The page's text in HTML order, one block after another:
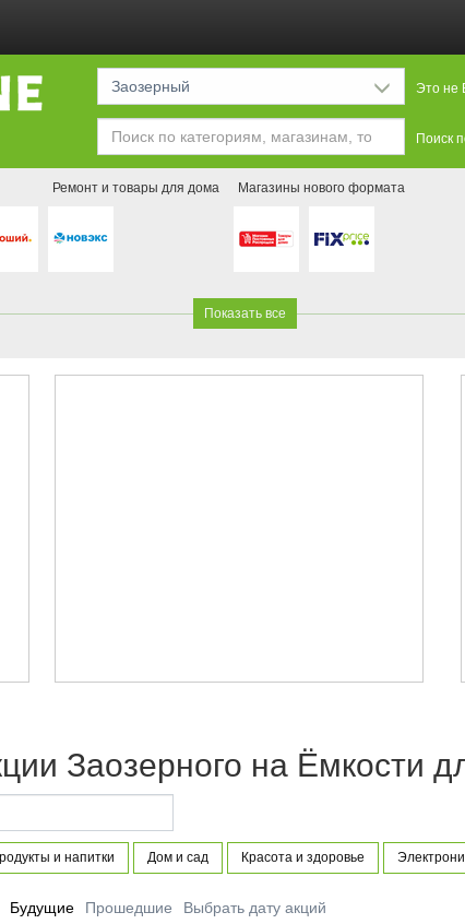
Заозерный Это не
Поиск
Ремонт и товары для дома Магазины нового формата
Показать все
Заозерного на Ёмкости
и напитки Дом и сад Красота и здоровье
Будущие Прошедшие Выбрать дату акций